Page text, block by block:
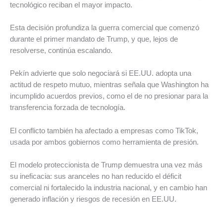
tecnológico reciban el mayor impacto.
Esta decisión profundiza la guerra comercial que comenzó
durante el primer mandato de Trump, y que, lejos de
resolverse, continúa escalando.
Pekín advierte que solo negociará si EE.UU. adopta una
actitud de respeto mutuo, mientras señala que Washington ha
incumplido acuerdos previos, como el de no presionar para la
transferencia forzada de tecnología.
El conflicto también ha afectado a empresas como TikTok,
usada por ambos gobiernos como herramienta de presión.
El modelo proteccionista de Trump demuestra una vez más
su ineficacia: sus aranceles no han reducido el déficit
comercial ni fortalecido la industria nacional, y en cambio han
generado inflación y riesgos de recesión en EE.UU.